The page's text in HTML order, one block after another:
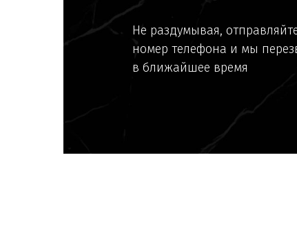
Не раздумывая,
номер телефона и мы
в ближайшее время